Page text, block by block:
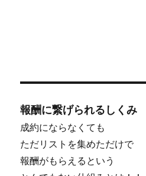
報酬に繋げられるしくみ
成約にならなくても
ただリストを集めただけで
報酬がもらえるという